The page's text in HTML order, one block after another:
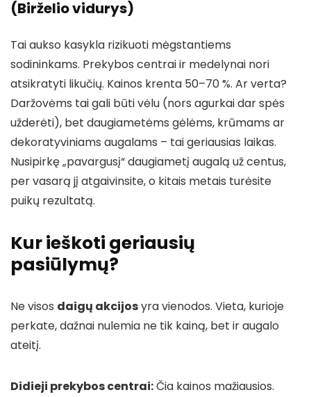
(Birželio vidurys)
Tai aukso kasykla rizikuoti mėgstantiems
sodininkams. Prekybos centrai ir medelynai nori
atsikratyti likučių. Kainos krenta 50–70 %. Ar verta?
Daržovėms tai gali būti vėlu (nors agurkai dar spės
užderėti), bet daugiametėms gėlėms, krūmams ar
dekoratyviniams augalams – tai geriausias laikas.
Nusipirkę „pavargusį“ daugiametį augalą už centus,
per vasarą jį atgaivinsite, o kitais metais turėsite
puikų rezultatą.
Kur ieškoti geriausių
pasiūlymų?
Ne visos daigų akcijosyra vienodos. Vieta, kurioje
perkate, dažnai nulemia ne tik kainą, bet ir augalo
ateitį.
Didieji prekybos centrai:Čia kainos mažiausios.